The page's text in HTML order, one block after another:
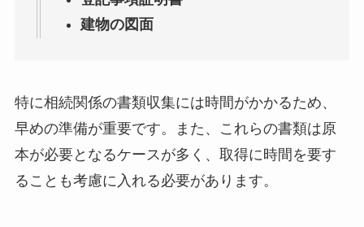
建物の図面
特に相続関係の書類収集には時間がかかるため、
早めの準備が重要です。また、これらの書類は原
本が必要となるケースが多く、取得に時間を要す
ることも考慮に入れる必要があります。